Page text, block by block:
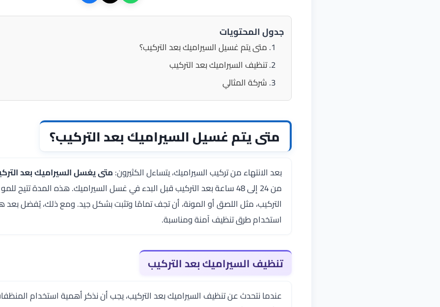
جدول المحتويات
متى يتم غسيل السيراميك بعد التركيب؟
تنظيف السيراميك بعد التركيب
شركة المثالي
متى يتم غسيل السيراميك بعد التركيب؟
بعد الانتهاء من تركيب السيراميك، يتساءل الكثيرون:متى يغسل السيراميك بعد
من 24 إلى 48 ساعة بعد التركيب قبل البدء في غسل السيراميك. هذه المدة تتيح
التركيب، مثل اللصق أو المونة، أن تجف تمامًا وتثبت بشكل جيد. ومع ذلك، يُفضل بعد
استخدام طرق تنظيف آمنة ومناسبة.
تنظيف السيراميك بعد التركيب
عندما نتحدث عن تنظيف السيراميك بعد التركيب، يجب أن نذكر أهمية استخدام